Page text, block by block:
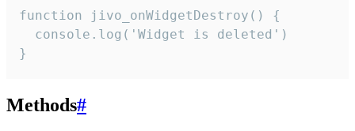
function jivo_onWidgetDestroy() {
  console.log('Widget is deleted')
}
Methods#